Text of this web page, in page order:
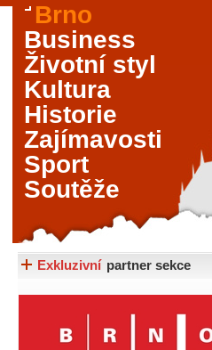
Brno
Business
Životní styl
Kultura
Historie
Zajímavosti
Sport
Soutěže
Exkluzivní partner sekce